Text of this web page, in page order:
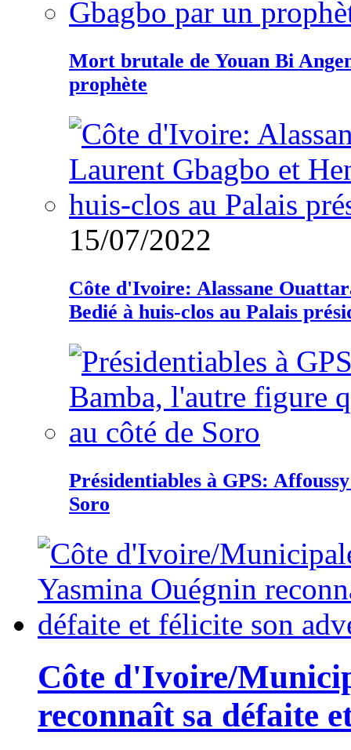
Mort brutale de Youan Bi
prophète
15/07/2022
Côte d'Ivoire: Alassane
Bedié à huis-clos au Palais
Présidentiables à GPS:
Soro
Côte d'Ivoire/
reconnaît sa défaite